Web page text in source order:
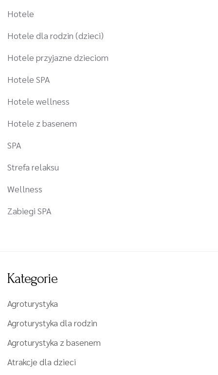
Hotele
Hotele dla rodzin (dzieci)
Hotele przyjazne dzieciom
Hotele SPA
Hotele wellness
Hotele z basenem
SPA
Strefa relaksu
Wellness
Zabiegi SPA
Kategorie
Agroturystyka
Agroturystyka dla rodzin
Agroturystyka z basenem
Atrakcje dla dzieci